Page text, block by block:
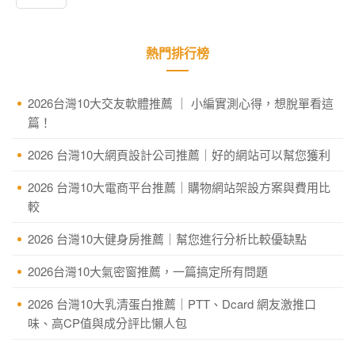
熱門排行榜
2026台灣10大交友軟體推薦 ｜ 小編實測心得，想脫單看這
篇！
2026 台灣10大網頁設計公司推薦｜好的網站可以幫您獲利
2026 台灣10大電商平台推薦｜購物網站架設方案與費用比
較
2026 台灣10大健身房推薦｜幫您進行分析比較優缺點
2026台灣10大氣密窗推薦，一篇搞定所有問題
2026 台灣10大乳清蛋白推薦｜PTT、Dcard 網友激推口
味、高CP值與成分評比懶人包